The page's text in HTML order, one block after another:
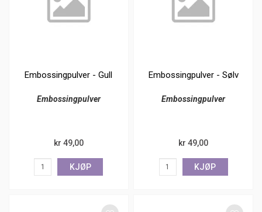
Embossingpulver - Gull
Embossingpulver
kr 49,00
KJØP
Embossingpulver - Sølv
Embossingpulver
kr 49,00
KJØP